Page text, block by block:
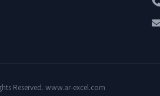
Reserved. www.ar-excel.com